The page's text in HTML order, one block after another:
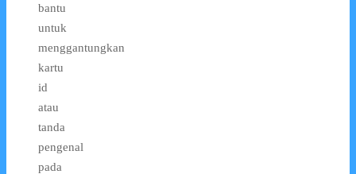
bantu
untuk
menggantungkan
kartu
id
atau
tanda
pengenal
pada